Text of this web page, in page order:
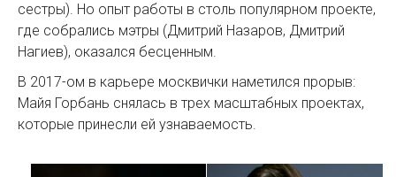
сестры). Но опыт работы в столь популярном проекте,
где собрались мэтры (Дмитрий Назаров, Дмитрий
Нагиев), оказался бесценным.
В 2017-ом в карьере москвички наметился прорыв:
Майя Горбань снялась в трех масштабных проектах,
которые принесли ей узнаваемость.